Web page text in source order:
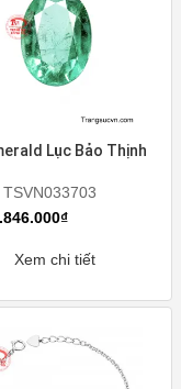
Lục Bảo Thịnh
TSVN033703
Xem chi tiết